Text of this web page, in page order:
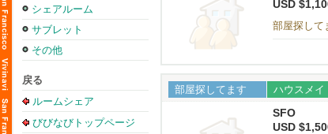
シェアルーム
サブレット
その他
戻る
ルームシェア
びびなびトップページ
USD
部屋探して
部屋探してます ハウスメイ
SFO
USD